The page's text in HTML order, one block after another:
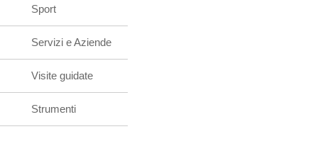
Sport
Servizi e Aziende
Visite guidate
Strumenti